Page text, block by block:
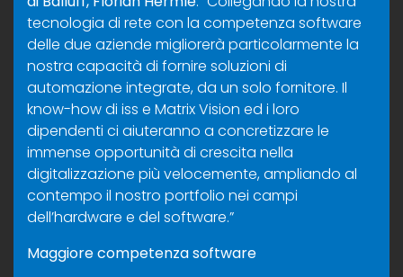
tecnologia di rete con la competenza software
delle due aziende migliorerà particolarmente la
nostra capacità di fornire soluzioni di
automazione integrate, da un solo fornitore. Il
know-how di iss e Matrix Vision ed i loro
dipendenti ci aiuteranno a concretizzare le
immense opportunità di crescita nella
digitalizzazione più velocemente, ampliando al
contempo il nostro portfolio nei campi
dell’hardware e del software.”
Maggiore competenza software